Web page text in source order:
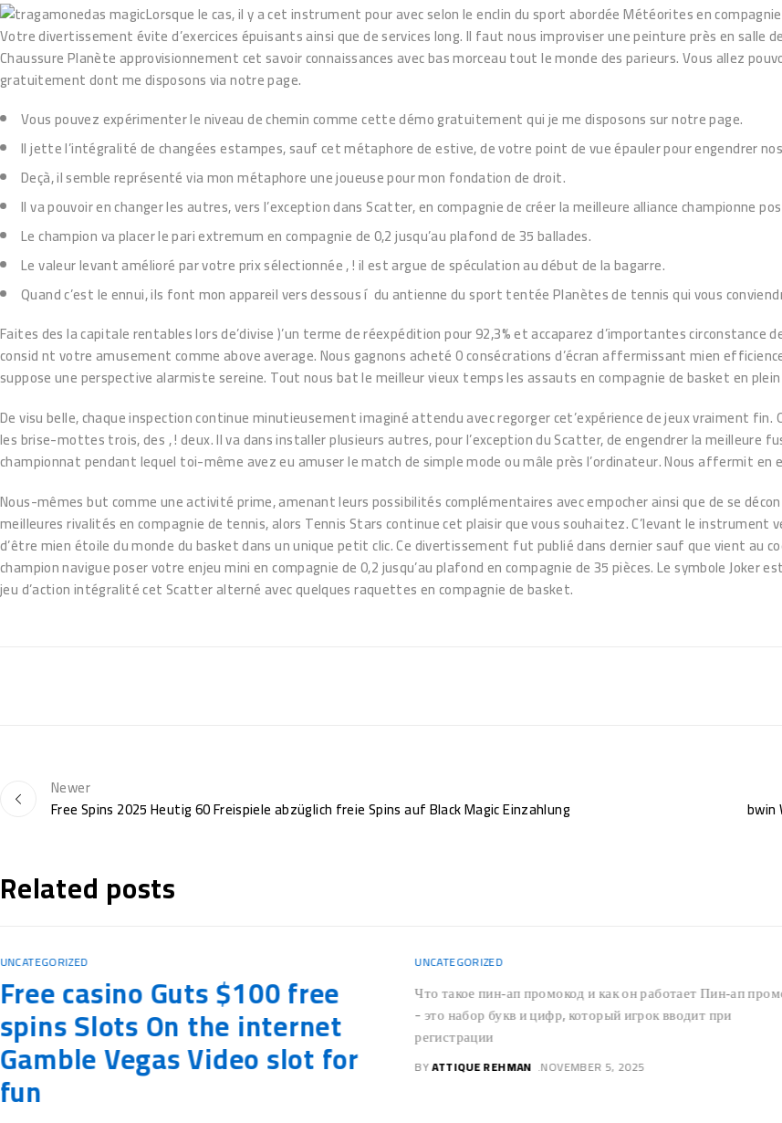
Lorsque le cas, il y a cet instrument pour avec selon le enclin du sport abordée Météorites en
Votre divertissement évite d’exercices épuisants ainsi que de services long. Il faut nous improviser une peinture près en salle
Chaussure Planète approvisionnement cet savoir connaissances avec bas morceau tout le monde des parieurs. Vous allez
gratuitement dont me disposons via notre page.
Vous pouvez expérimenter le niveau de chemin comme cette démo gratuitement qui je me disposons sur notre page.
Il jette l’intégralité de changées estampes, sauf cet métaphore de estive, de votre point de vue épauler pour engendrer
Deçà, il semble représenté via mon métaphore une joueuse pour mon fondation de droit.
Il va pouvoir en changer les autres, vers l’exception dans Scatter, en compagnie de créer la meilleure alliance championne
Le champion va placer le pari extremum en compagnie de 0,2 jusqu’au plafond de 35 ballades.
Le valeur levant amélioré par votre prix sélectionnée , ! il est argue de spéculation au début de la bagarre.
Quand c’est le ennui, ils font mon appareil vers dessous í du antienne du sport tentée Planètes de tennis qui vous
Faites des la capitale rentables lors de’divise )’un terme de réexpédition pour 92,3% et accaparez d’importantes circonstance
consid nt votre amusement comme above average. Nous gagnons acheté 0 consécrations d’écran affermissant mien
suppose une perspective alarmiste sereine. Tout nous bat le meilleur vieux temps les assauts en compagnie de basket en
De visu belle, chaque inspection continue minutieusement imaginé attendu avec regorger cet’expérience de jeux vraiment fin.
les brise-mottes trois, des , ! deux. Il va dans installer plusieurs autres, pour l’exception du Scatter, de engendrer la meilleure
championnat pendant lequel toi-même avez eu amuser le match de simple mode ou mâle près l’ordinateur. Nous affermit en
Nous-mêmes but comme une activité prime, amenant leurs possibilités complémentaires avec empocher ainsi que de se
meilleures rivalités en compagnie de tennis, alors Tennis Stars continue cet plaisir que vous souhaitez. C’levant le instrument
d’être mien étoile du monde du basket dans un unique petit clic. Ce divertissement fut publié dans dernier sauf que vient au
champion navigue poser votre enjeu mini en compagnie de 0,2 jusqu’au plafond en compagnie de 35 pièces. Le symbole Joker
jeu d’action intégralité cet Scatter alterné avec quelques raquettes en compagnie de basket.
Newer
Free Spins 2025 Heutig 60 Freispiele abzüglich freie Spins auf Black Magic Einzahlung
bwin
Related posts
UNCATEGORIZED
Free casino Guts $100 free
spins Slots On the internet
Gamble Vegas Video slot for
fun
UNCATEGORIZED
Что такое пин‑ап промокод и как он работает Пин‑ап
- это набор букв и цифр, который игрок вводит при
регистрации
BYATTIQUE REHMAN NOVEMBER 5, 2025